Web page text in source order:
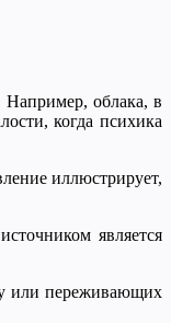
Например, облака, в
когда психика
иллюстрирует,
является
или переживающих